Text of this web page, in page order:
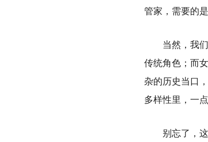
管家，需要的
当然，我
传统角色；而
杂的历史当口
多样性里，一
别忘了，